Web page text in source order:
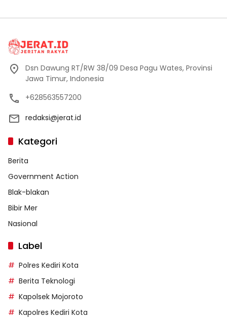
Dsn Dawung RT/RW 38/09 Desa Pagu Wates, Provinsi
Jawa Timur, Indonesia
+628563557200
redaksi@jerat.id
Kategori
Berita
Government Action
Blak-blakan
Bibir Mer
Nasional
Label
Polres Kediri Kota
Berita Teknologi
Kapolsek Mojoroto
Kapolres Kediri Kota